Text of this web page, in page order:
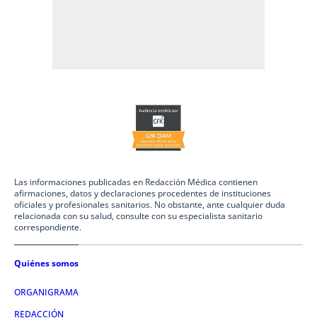
Las informaciones publicadas en Redacción Médica contienen
afirmaciones, datos y declaraciones procedentes de instituciones
oficiales y profesionales sanitarios. No obstante, ante cualquier duda
relacionada con su salud, consulte con su especialista sanitario
correspondiente.
Quiénes somos
ORGANIGRAMA
REDACCIÓN